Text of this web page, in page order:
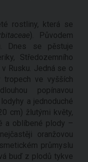
rostliny, která se
). Původem
Dnes se pěstuje
Středozemního
Rusku. Jedná se o
tropech ve vyšších
popínavou
a jednoduché
cm) žlutými květy,
a oblíbené plody –
oranžovou
průmyslu
buď z plodů tykve